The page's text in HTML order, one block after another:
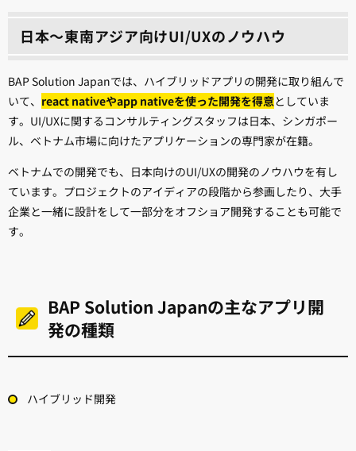
日本～東南アジア向けUI/UXのノウハウ
BAP Solution Japanでは、ハイブリッドアプリの開発に取り組んで
いて、 react nativeやapp nativeを使った開発を得意としていま
す。UI/UXに関するコンサルティングスタッフは日本、シンガポー
ル、ベトナム市場に向けたアプリケーションの専門家が在籍。
ベトナムでの開発でも、日本向けのUI/UXの開発のノウハウを有し
ています。プロジェクトのアイディアの段階から参画したり、大手
企業と一緒に設計をして一部分をオフショア開発することも可能で
す。
BAP Solution Japanの主なアプリ開
発の種類
ハイブリッド開発